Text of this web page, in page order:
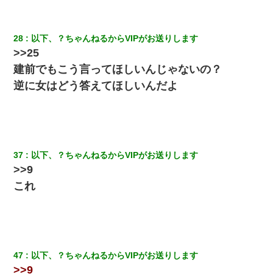
隣の部屋の住民の母親、オートロックを突破してマンションに入
り込んできたみたいで、ずっとドアの前で喚いてて滅茶苦茶うる
さかった。
妻「ずっと好きだった人と一緒になりたいから、わかれてくださ
だ！」→ 嫁「あっ」
友人「酒の勢いで女先輩をホテルに連れ込んだｗｗｗｗｗ」俺
「…」
アパートのドアに『ハンザイ者！この人はさいあくの人です』と
見回りで犯人が捕まったが、それが…｜生活｜ヌルポあんてな
28 以下、？ちゃんねるからVIPがお送りします
>>25
建前でもこう言ってほしいんじゃないの？
逆に女はどう答えてほしいんだよ
37 以下、？ちゃんねるからVIPがお送りします
>>9
これ
47 以下、？ちゃんねるからVIPがお送りします
>>9